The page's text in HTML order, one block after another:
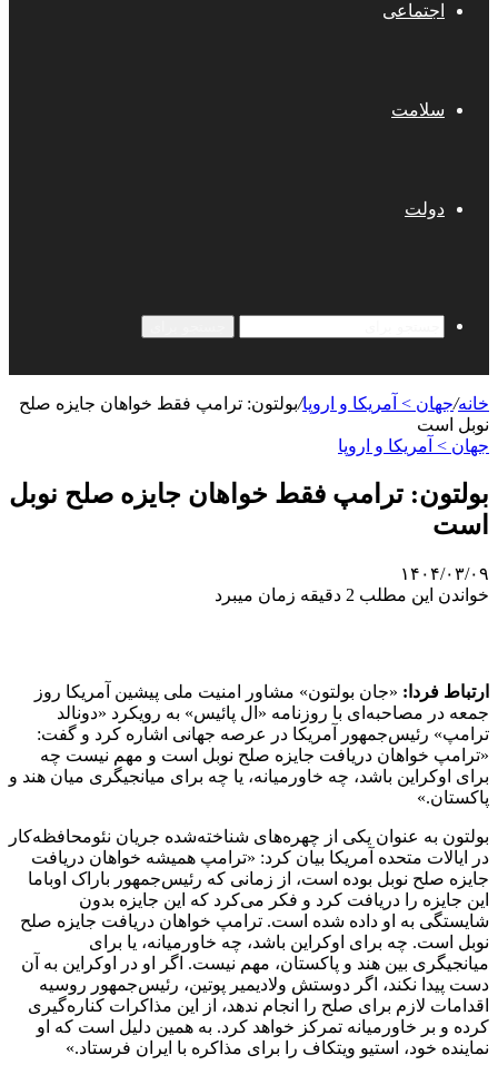
اجتماعی
سلامت
دولت
خانه/جهان > آمریکا و اروپا/بولتون: ترامپ فقط خواهان جایزه صلح
نوبل است
جهان > آمریکا و اروپا
بولتون: ترامپ فقط خواهان جایزه صلح نوبل
است
۱۴۰۴/۰۳/۰۹
خواندن این مطلب 2 دقیقه زمان میبرد
ارتباط فردا: «جان بولتون» مشاور امنیت ملی پیشین آمریکا روز
جمعه در مصاحبه‌ای با روزنامه «ال پائیس» به رویکرد «دونالد
ترامپ» رئیس‌جمهور آمریکا در عرصه جهانی اشاره کرد و گفت:
«ترامپ خواهان دریافت جایزه صلح نوبل است و مهم نیست چه
برای اوکراین باشد، چه خاورمیانه، یا چه برای میانجیگری میان هند و
پاکستان.»
بولتون به عنوان یکی از چهره‌های شناخته‌شده جریان نئومحافظه‌کار
در ایالات متحده آمریکا بیان کرد: «ترامپ همیشه خواهان دریافت
جایزه صلح نوبل بوده است، از زمانی که رئیس‌جمهور باراک اوباما
این جایزه را دریافت کرد و فکر می‌کرد که این جایزه بدون
شایستگی به او داده شده است. ترامپ خواهان دریافت جایزه صلح
نوبل است. چه برای اوکراین باشد، چه خاورمیانه، یا برای
میانجیگری بین هند و پاکستان، مهم نیست. اگر او در اوکراین به آن
دست پیدا نکند، اگر دوستش ولادیمیر پوتین، رئیس‌جمهور روسیه
اقدامات لازم برای صلح را انجام ندهد، از این مذاکرات کناره‌گیری
کرده و بر خاورمیانه تمرکز خواهد کرد. به همین دلیل است که او
نماینده خود، استیو ویتکاف را برای مذاکره با ایران فرستاد.»